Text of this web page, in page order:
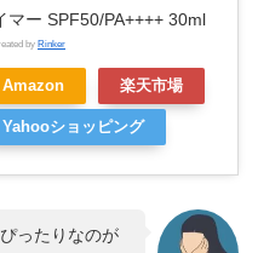
マー SPF50/PA++++ 30ml
by Rinker
Amazon 楽天市場
Yahooショッピング
ったりなのが